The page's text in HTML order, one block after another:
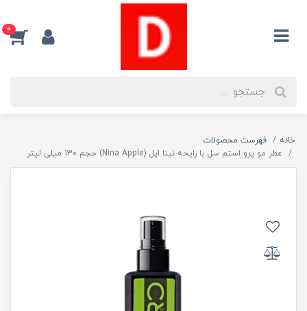
0
خانه
فهرست محصولات
عطر مو پرو استم سل با رایحه نینا اپل (Nina Apple) حجم 130 میلی لیتر